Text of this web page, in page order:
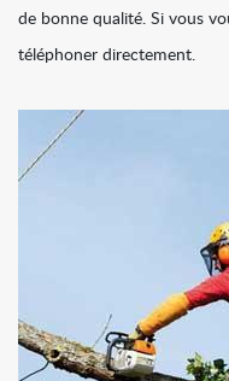
de bonne qualité. Si vous
téléphoner directement.